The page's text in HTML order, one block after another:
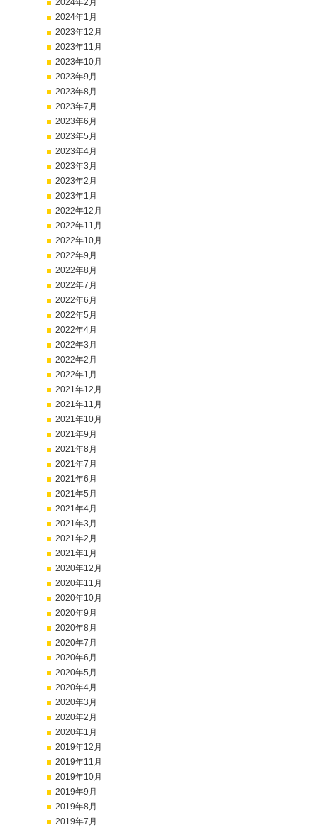
2024年1月
2023年12月
2023年11月
2023年10月
2023年9月
2023年8月
2023年7月
2023年6月
2023年5月
2023年4月
2023年3月
2023年2月
2023年1月
2022年12月
2022年11月
2022年10月
2022年9月
2022年8月
2022年7月
2022年6月
2022年5月
2022年4月
2022年3月
2022年2月
2022年1月
2021年12月
2021年11月
2021年10月
2021年9月
2021年8月
2021年7月
2021年6月
2021年5月
2021年4月
2021年3月
2021年2月
2021年1月
2020年12月
2020年11月
2020年10月
2020年9月
2020年8月
2020年7月
2020年6月
2020年5月
2020年4月
2020年3月
2020年2月
2020年1月
2019年12月
2019年11月
2019年10月
2019年9月
2019年8月
2019年7月